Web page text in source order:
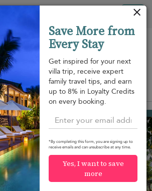
220 USD
per night
Save More from
Every Stay
Get inspired for your next
villa trip, receive expert
family travel tips, and earn
up to 8% in Loyalty Credits
on every booking.
*By completing this form, you are signing up to
receive emails and can unsubscribe at any time.
Yes, I want to save
more
cookies